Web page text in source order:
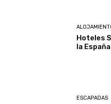
Hoteles
la
ESCAPADAS